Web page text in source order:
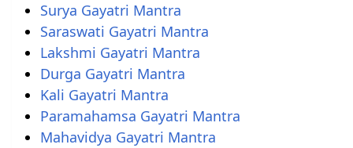
Surya Gayatri Mantra
Saraswati Gayatri Mantra
Lakshmi Gayatri Mantra
Durga Gayatri Mantra
Kali Gayatri Mantra
Paramahamsa Gayatri Mantra
Mahavidya Gayatri Mantra